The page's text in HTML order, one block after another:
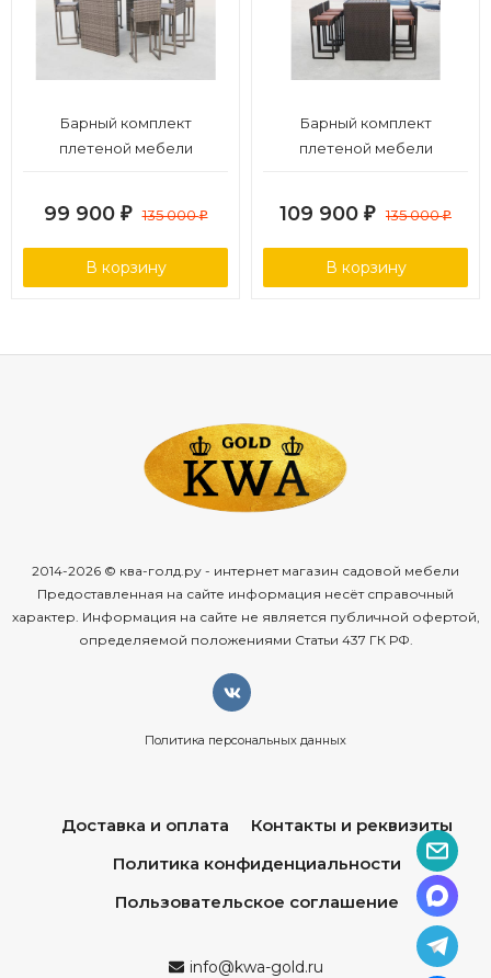
Барный комплект
плетеной мебели
99 900 ₽ 135 000₽
В корзину
Барный комплект
плетеной мебели
109 900 ₽ 135 000₽
В корзину
2014-2026 © ква-голд.ру - интернет магазин садовой мебели
Предоставленная на сайте информация несёт справочный
характер. Информация на сайте не является публичной офертой,
определяемой положениями Статьи 437 ГК РФ.
Политика персональных данных
Доставка и оплата
Контакты и реквизиты
Политика конфиденциальности
Пользовательское соглашение
info@kwa-gold.ru